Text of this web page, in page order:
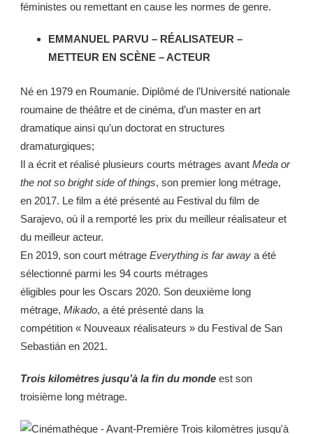
féministes ou remettant en cause les normes de genre.
EMMANUEL PARVU – RÉALISATEUR –
METTEUR EN SCÈNE – ACTEUR
Né en 1979 en Roumanie. Diplômé de l’Université nationale
roumaine de théâtre et de cinéma, d’un master en art
dramatique ainsi qu’un doctorat en structures
dramaturgiques;
Il a écrit et réalisé plusieurs courts métrages avant Meda or
the not so bright side of things, son premier long métrage,
en 2017. Le film a été présenté au Festival du film de
Sarajevo, où il a remporté les prix du meilleur réalisateur et
du meilleur acteur.
En 2019, son court métrage Everything is far away a été
sélectionné parmi les 94 courts métrages
éligibles pour les Oscars 2020. Son deuxième long
métrage, Mikado, a été présenté dans la
compétition « Nouveaux réalisateurs » du Festival de San
Sebastián en 2021.
Trois kilomètres jusqu’à la fin du monde est son
troisième long métrage.